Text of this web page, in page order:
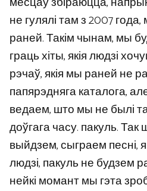
не гулялі там з 2007
раней. Такім чынам, мы
граць хіты, якія людзі
рэчаў, якія мы раней не
папярэдняга каталога,
ведаем, што мы не былі
доўгага часу. пакуль.
выйдзем, сыграем песні,
людзі, пакуль не будзем
нейкі момант мы гэта